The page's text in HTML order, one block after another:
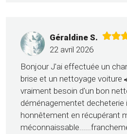
Géraldine S.
22 avril 2026
Bonjour J'ai effectuée un
brise et un nettoyage voiture
vraiment besoin d'un bon
déménagementet decheterie
honnêtement en récupérant